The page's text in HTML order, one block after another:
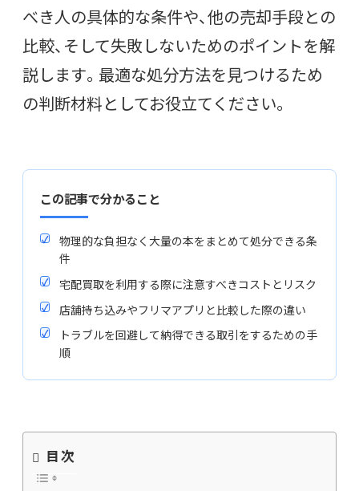
べき人の具体的な条件や、他の売却手段との
比較、そして失敗しないためのポイントを解
説します。最適な処分方法を見つけるため
の判断材料としてお役立てください。
この記事で分かること
✓
物理的な負担なく大量の本をまとめて処分できる条
件
✓ 宅配買取を利用する際に注意すべきコストとリスク
✓ 店舗持ち込みやフリマアプリと比較した際の違い
✓
トラブルを回避して納得できる取引をするための手
順
目次